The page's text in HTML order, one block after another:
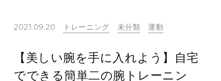
2021.09.20 トレーニング 未分類 運動
【美しい腕を手に入れよう】自宅
でできる簡単二の腕トレーニン